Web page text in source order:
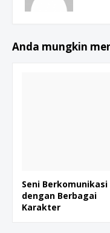
Anda mungkin
Seni Berkomunikasi
dengan Berbagai
Karakter